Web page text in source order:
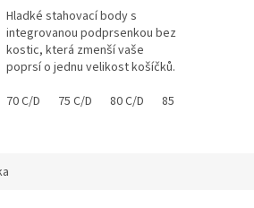
48 50 52
Hladké stahovací body s
integrovanou podprsenkou bez
kostic, která zmenší vaše
poprsí o jednu velikost košíčků.
den. Tabulka velikostí
70 C/D 75 C/D 80 C/D 85 C/D